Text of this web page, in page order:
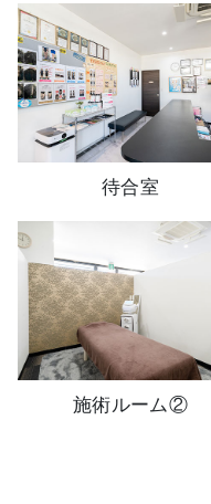
待合室
施術ルーム②